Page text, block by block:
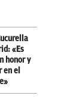
«Es
honor y
en el